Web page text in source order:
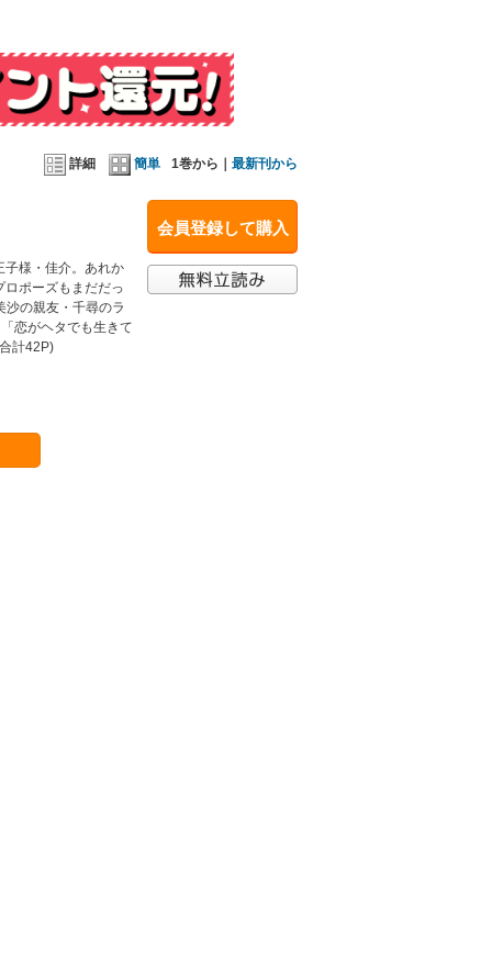
詳細 簡単 1巻から｜ 最新刊から
会員登録して購入
子様・佳介。あれか
ポーズもまだだっ
の親友・千尋のラ
恋がヘタでも生きて
計42P)